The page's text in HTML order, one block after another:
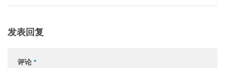
发表回复
评论 *